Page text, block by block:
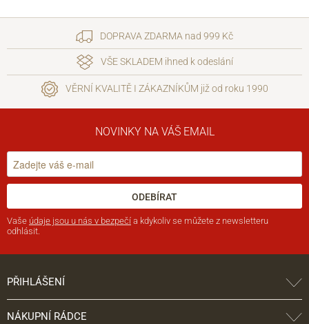
DOPRAVA ZDARMA nad 999 Kč
VŠE SKLADEM ihned k odeslání
VĚRNÍ KVALITĚ I ZÁKAZNÍKŮM již od roku 1990
NOVINKY NA VÁŠ EMAIL
ODEBÍRAT
Vaše údaje jsou u nás v bezpečí a kdykoliv se můžete z newsletteru
odhlásit.
PŘIHLÁŠENÍ
NÁKUPNÍ RÁDCE